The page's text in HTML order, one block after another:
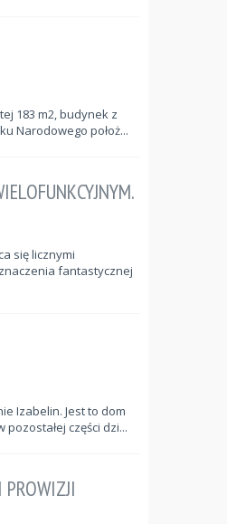
183 m2, budynek z
Narodowego położ...
się licznymi
fantastycznej
Izabelin. Jest to dom
części dzi...